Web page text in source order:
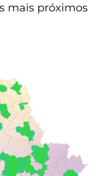
mais próximos